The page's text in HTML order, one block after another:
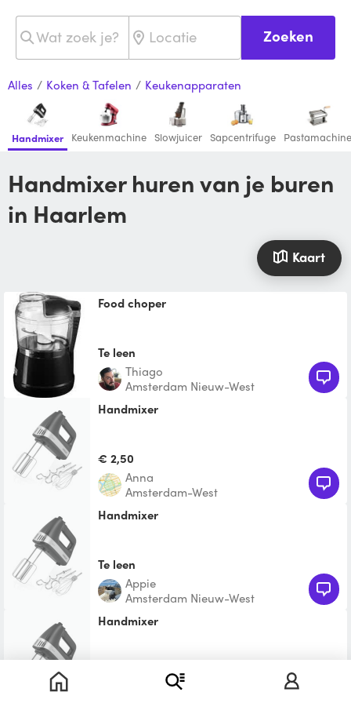
Zoeken
Alles / Koken & Tafelen / Keukenapparaten
Handmixer Keukenmachine Slowjuicer Sapcentrifuge Pastamachine
Handmixer huren van je buren
in Haarlem
Kaart
Food choper
Te leen
Thiago
Amsterdam Nieuw-West
Handmixer
€ 2,50
Anna
Amsterdam-West
Handmixer
Te leen
Appie
Amsterdam Nieuw-West
Handmixer
Angelique